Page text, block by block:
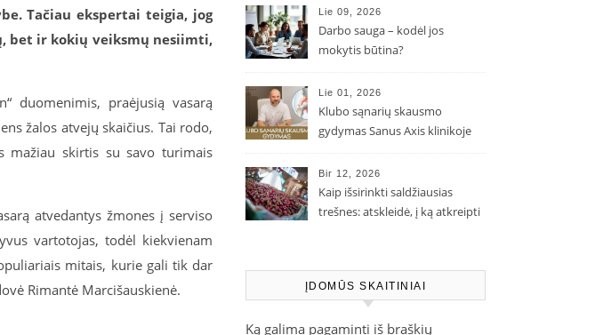
Tačiau ekspertai teigia, jog
bet ir kokių veiksmų nesiimti,
duomenimis, praėjusią vasarą
žalos atvejų skaičius. Tai rodo,
mažiau skirtis su savo turimais
atvedantys žmones į serviso
vartotojas, todėl kiekvienam
mitais, kurie gali tik dar
Rimantė Marcišauskienė.
Lie 09, 2026
Darbo sauga – kodėl jos
mokytis būtina?
Lie 01, 2026
Klubo sąnarių skausmo
gydymas Sanus Axis klinikoje
Bir 12, 2026
Kaip išsirinkti saldžiausias
trešnes: atskleidė, į ką atkreipti
ĮDOMŪS SKAITINIAI
Ką galima pagaminti iš braškių